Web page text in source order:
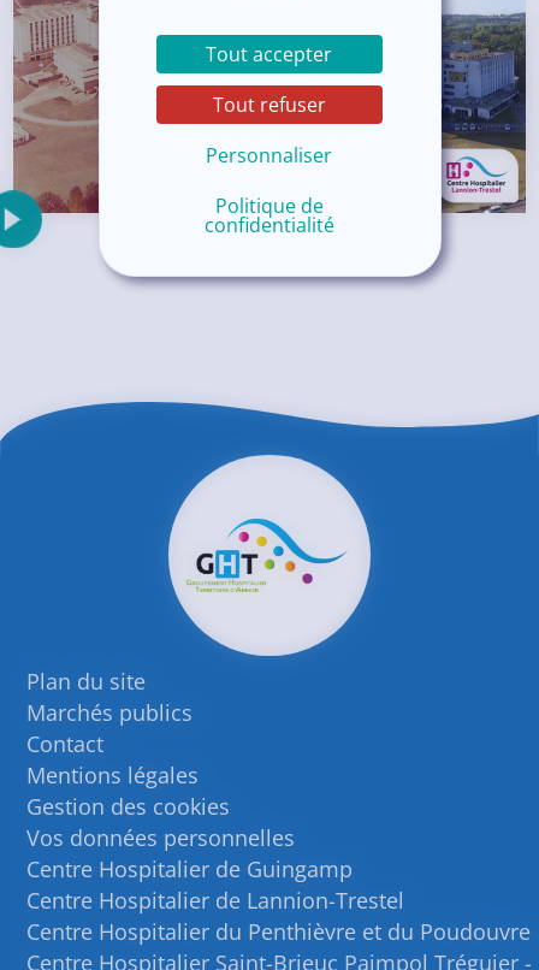
Plan du site
Marchés publics
Contact
Mentions légales
Gestion des cookies
Vos données personnelles
Centre Hospitalier de Guingamp
Centre Hospitalier de Lannion-Trestel
Centre Hospitalier du Penthièvre et du Poudouvre
Centre Hospitalier Saint-Brieuc Paimpol Tréguier -
Tout accepter
Tout refuser
Personnaliser
Politique de
confidentialité